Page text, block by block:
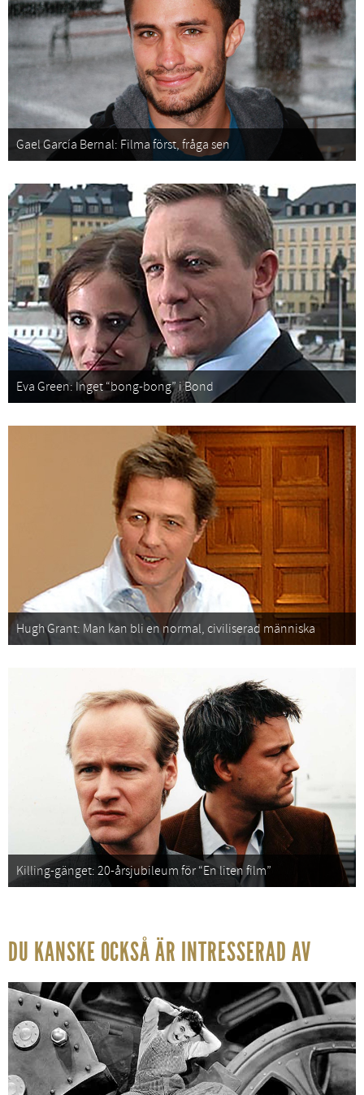
Gael García Bernal: Filma först, fråga sen
Eva Green: Inget “bong-bong” i Bond
Hugh Grant: Man kan bli en normal, civiliserad människa
Killing-gänget: 20-årsjubileum för “En liten film”
DU KANSKE OCKSÅ ÄR INTRESSERAD AV